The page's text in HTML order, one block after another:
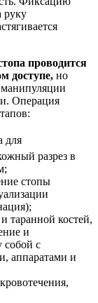
руку
проводится
доступе, но
Операция
для
разрез в
стопы
таранной костей,
и
собой с
аппаратами и